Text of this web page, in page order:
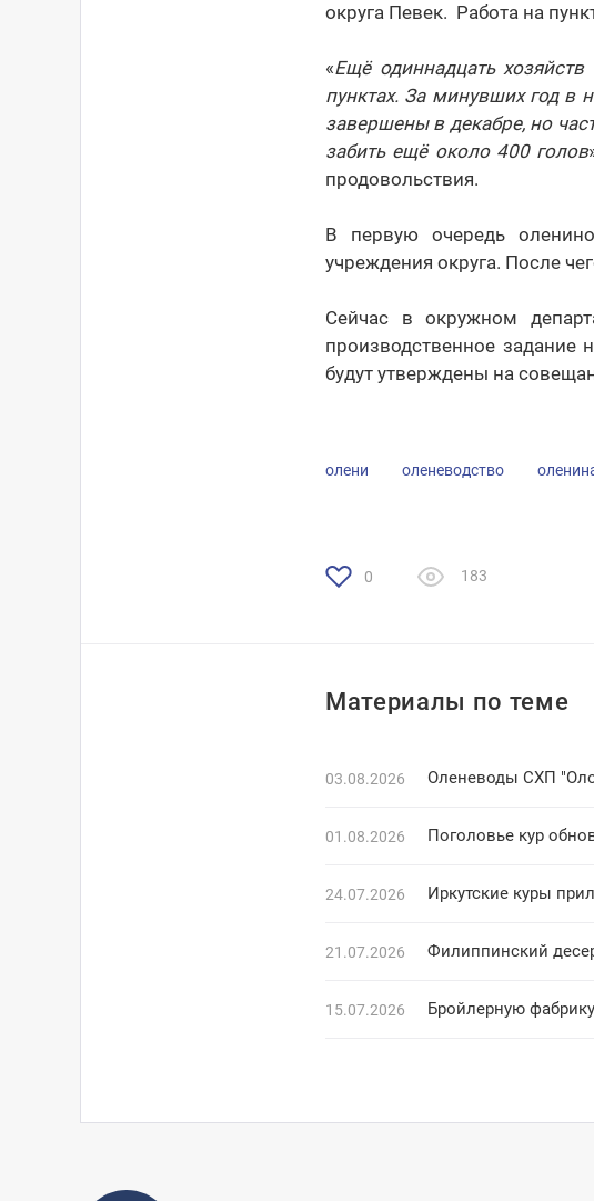
округа Певек. Работа на
«Ещё одиннадцать
пунктах. За минувших год в
завершены в декабре, но
забить ещё около 400 голов
продовольствия.
В первую очередь
учреждения округа. После
Сейчас в окружном
производственное задание
будут утверждены на
олени оленеводство
0 183
Материалы по теме
03.08.2026 Оленеводы СХП
01.08.2026 Поголовье кур
24.07.2026 Иркутские куры
21.07.2026 Филиппинский
15.07.2026 Бройлерную